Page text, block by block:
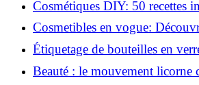
Cosmétiques DIY: 50 recettes
pour sublimer votre beauté
Cosmetibles en vogue:
100% comestible!
Étiquetage de bouteilles en
astuces incontournables!
Beauté : le mouvement licorne